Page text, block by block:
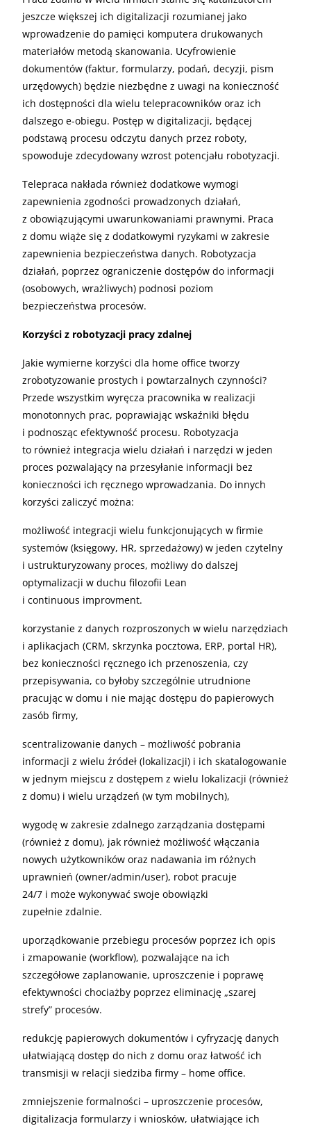
jeszcze większej ich digitalizacji rozumianej jako
wprowadzenie do pamięci komputera drukowanych
materiałów metodą skanowania. Ucyfrowienie
dokumentów (faktur, formularzy, podań, decyzji, pism
urzędowych) będzie niezbędne z uwagi na konieczność
ich dostępności dla wielu telepracowników oraz ich
dalszego e-obiegu. Postęp w digitalizacji, będącej
podstawą procesu odczytu danych przez roboty,
spowoduje zdecydowany wzrost potencjału robotyzacji.
Telepraca nakłada również dodatkowe wymogi
zapewnienia zgodności prowadzonych działań,
z obowiązującymi uwarunkowaniami prawnymi. Praca
z domu wiąże się z dodatkowymi ryzykami w zakresie
zapewnienia bezpieczeństwa danych. Robotyzacja
działań, poprzez ograniczenie dostępów do informacji
(osobowych, wrażliwych) podnosi poziom
bezpieczeństwa procesów.
Korzyści z robotyzacji pracy zdalnej
Jakie wymierne korzyści dla home office tworzy
zrobotyzowanie prostych i powtarzalnych czynności?
Przede wszystkim wyręcza pracownika w realizacji
monotonnych prac, poprawiając wskaźniki błędu
i podnosząc efektywność procesu. Robotyzacja
to również integracja wielu działań i narzędzi w jeden
proces pozwalający na przesyłanie informacji bez
konieczności ich ręcznego wprowadzania. Do innych
korzyści zaliczyć można:
możliwość integracji wielu funkcjonujących w firmie
systemów (księgowy, HR, sprzedażowy) w jeden czytelny
i ustrukturyzowany proces, możliwy do dalszej
optymalizacji w duchu filozofii Lean
i continuous improvment.
korzystanie z danych rozproszonych w wielu narzędziach
i aplikacjach (CRM, skrzynka pocztowa, ERP, portal HR),
bez konieczności ręcznego ich przenoszenia, czy
przepisywania, co byłoby szczególnie utrudnione
pracując w domu i nie mając dostępu do papierowych
zasób firmy,
scentralizowanie danych – możliwość pobrania
informacji z wielu źródeł (lokalizacji) i ich skatalogowanie
w jednym miejscu z dostępem z wielu lokalizacji (również
z domu) i wielu urządzeń (w tym mobilnych),
wygodę w zakresie zdalnego zarządzania dostępami
(również z domu), jak również możliwość włączania
nowych użytkowników oraz nadawania im różnych
uprawnień (owner/admin/user), robot pracuje
24/7 i może wykonywać swoje obowiązki
zupełnie zdalnie.
uporządkowanie przebiegu procesów poprzez ich opis
i zmapowanie (workflow), pozwalające na ich
szczegółowe zaplanowanie, uproszczenie i poprawę
efektywności chociażby poprzez eliminację „szarej
strefy” procesów.
redukcję papierowych dokumentów i cyfryzację danych
ułatwiającą dostęp do nich z domu oraz łatwość ich
transmisji w relacji siedziba firmy – home office.
zmniejszenie formalności – uproszczenie procesów,
digitalizacja formularzy i wniosków, ułatwiające ich